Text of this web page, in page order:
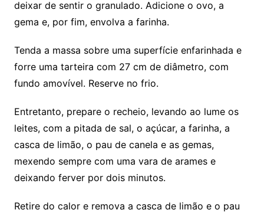
deixar de sentir o granulado. Adicione o ovo, a
gema e, por fim, envolva a farinha.
Tenda a massa sobre uma superfície enfarinhada e
forre uma tarteira com 27 cm de diâmetro, com
fundo amovível. Reserve no frio.
Entretanto, prepare o recheio, levando ao lume os
leites, com a pitada de sal, o açúcar, a farinha, a
casca de limão, o pau de canela e as gemas,
mexendo sempre com uma vara de arames e
deixando ferver por dois minutos.
Retire do calor e remova a casca de limão e o pau